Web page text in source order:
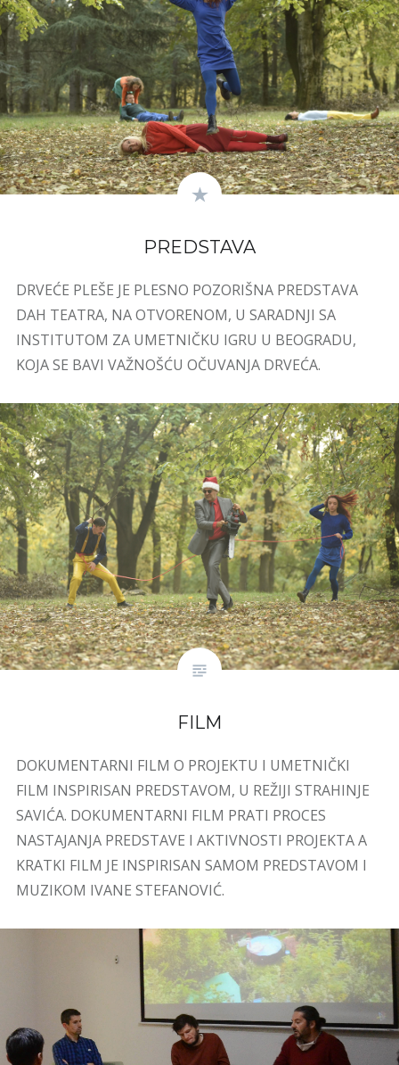
PREDSTAVA
DRVEĆE PLEŠE JE PLESNO POZORIŠNA PREDSTAVA
DAH TEATRA, NA OTVORENOM, U SARADNJI SA
INSTITUTOM ZA UMETNIČKU IGRU U BEOGRADU,
KOJA SE BAVI VAŽNOŠĆU OČUVANJA DRVEĆA.
FILM
DOKUMENTARNI FILM O PROJEKTU I UMETNIČKI
FILM INSPIRISAN PREDSTAVOM, U REŽIJI STRAHINJE
SAVIĆA. DOKUMENTARNI FILM PRATI PROCES
NASTAJANJA PREDSTAVE I AKTIVNOSTI PROJEKTA A
KRATKI FILM JE INSPIRISAN SAMOM PREDSTAVOM I
MUZIKOM IVANE STEFANOVIĆ.